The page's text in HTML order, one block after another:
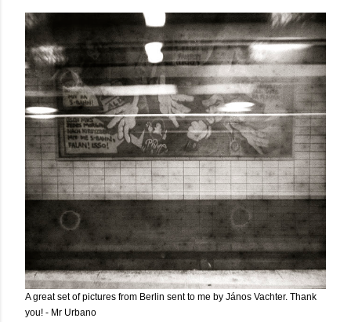
A great set of pictures from Berlin sent to me by János Vachter. Thank
you! - Mr Urbano